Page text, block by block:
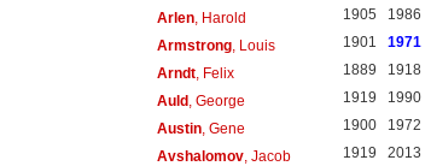
Arlen, Harold 1905 1986
Armstrong, Louis 1901 1971
Arndt, Felix 1889 1918
Auld, George 1919 1990
Austin, Gene 1900 1972
Avshalomov, Jacob 1919 2013